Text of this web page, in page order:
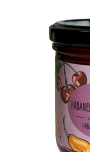
RELAX A REGENERACE
NÁŠ PŘÍBĚH
DOPRAVA A PLATBA